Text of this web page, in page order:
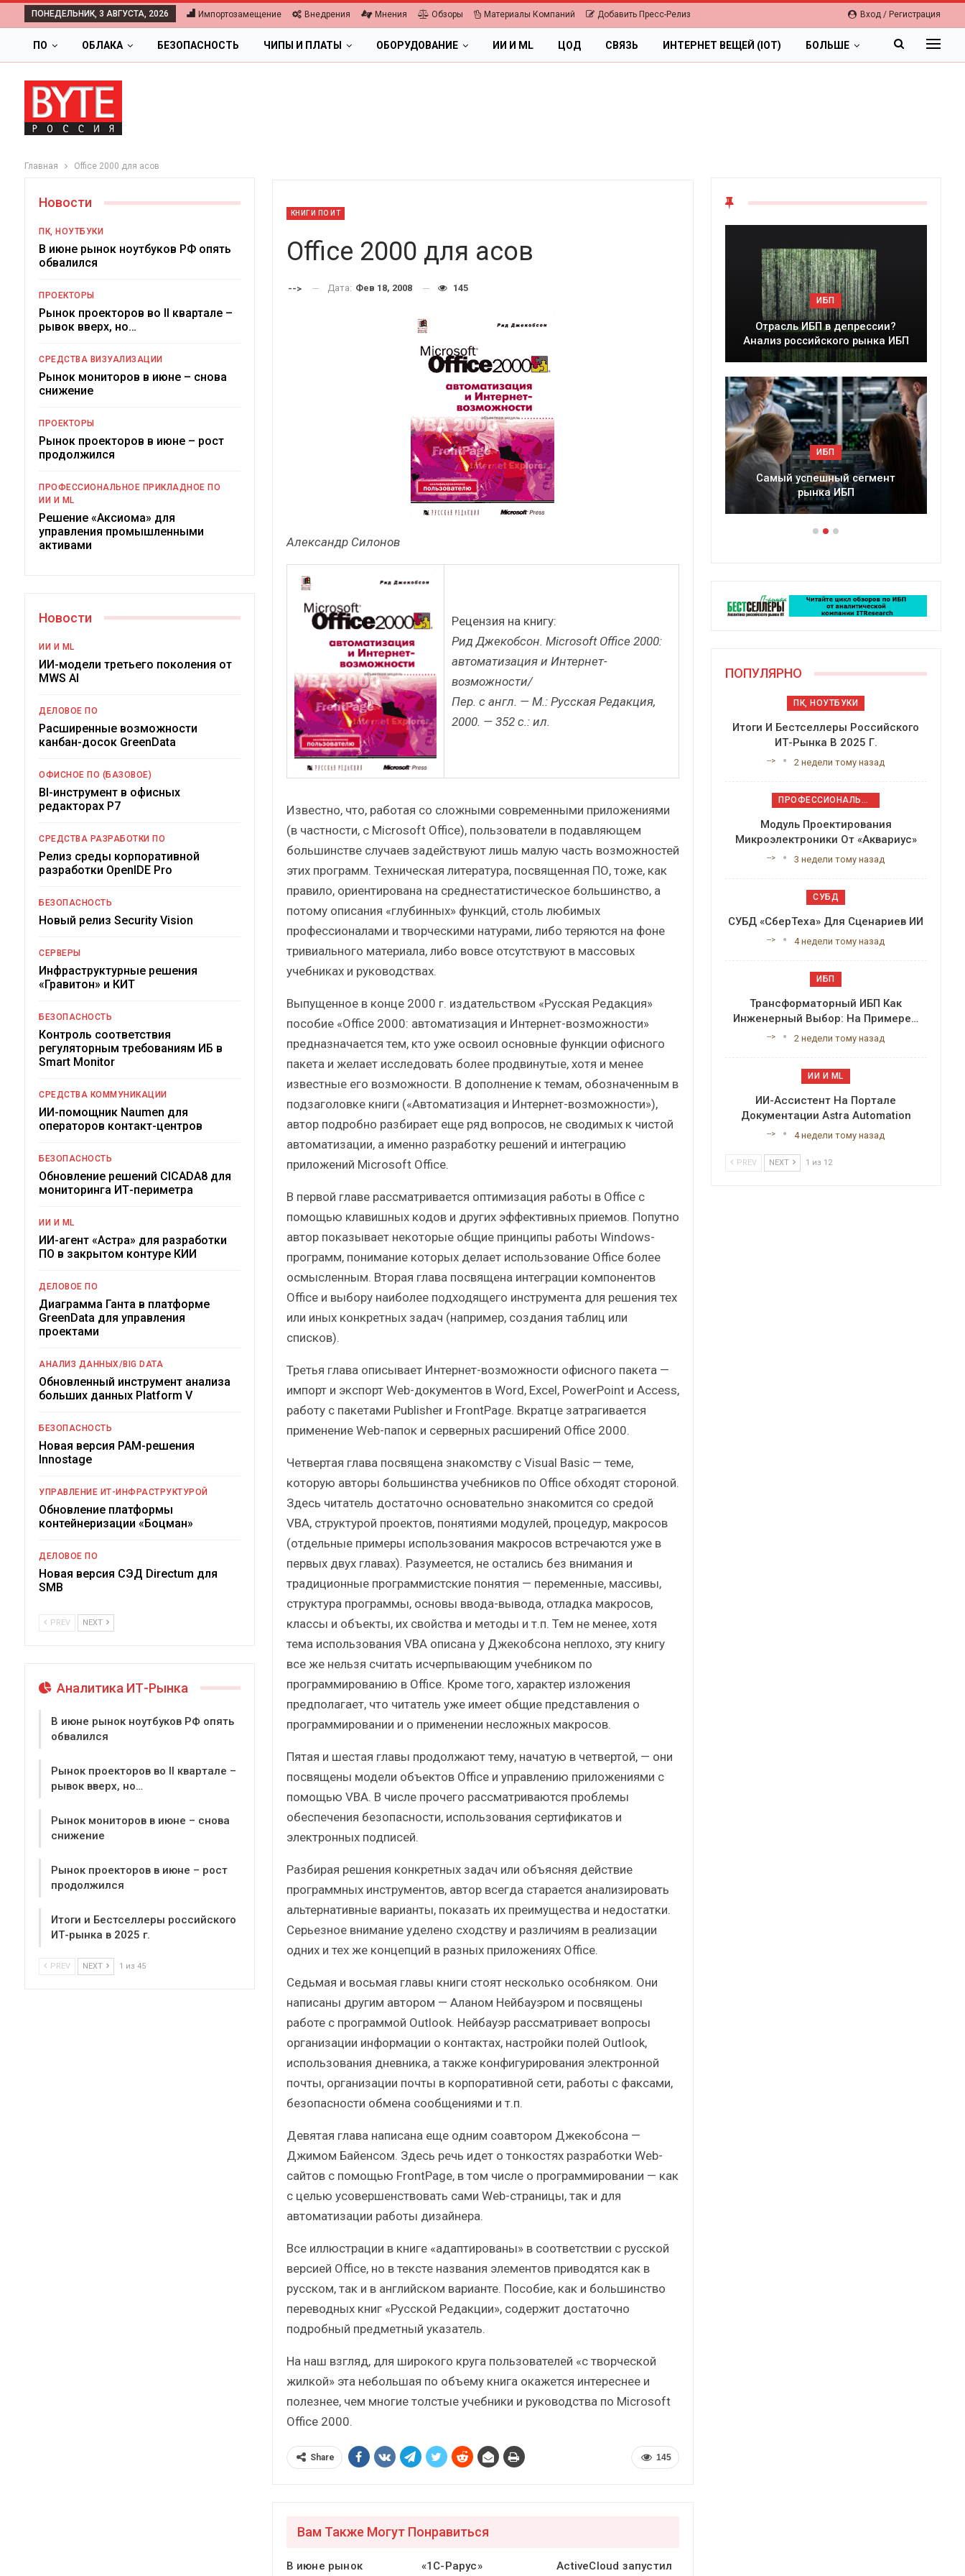
Вход / Регистрация
ПОНЕДЕЛЬНИК, 3 АВГУСТА, 2026 Импортозамещение Внедрения Мнения Обзоры Материалы Компаний Добавить Пресс-Релиз
ПО ОБЛАКА БЕЗОПАСНОСТЬ ЧИПЫ И ПЛАТЫ ОБОРУДОВАНИЕ ИИ И ML ЦОД СВЯЗЬ ИНТЕРНЕТ ВЕЩЕЙ (IOT) БОЛЬШЕ
Главная Office 2000 для асов
КНИГИ ПО ИТ
Office 2000 для асов
--> Дата: Фев 18, 2008 145
Александр Силонов
Рецензия на книгу:
Рид Джекобсон. Microsoft Office 2000:
автоматизация и Интернет-
возможности/
Пер. с англ. — М.: Русская Редакция,
2000. — 352 с.: ил.
Известно, что, работая со сложными современными приложениями
(в частности, с Microsoft Office), пользователи в подавляющем
большинстве случаев задействуют лишь малую часть возможностей
этих программ. Техническая литература, посвященная ПО, тоже, как
правило, ориентирована на среднестатистическое большинство, а
потому описания «глубинных» функций, столь любимых
профессионалами и творческими натурами, либо теряются на фоне
тривиального материала, либо вовсе отсутствуют в массовых
учебниках и руководствах.
Выпущенное в конце 2000 г. издательством «Русская Редакция»
пособие «Office 2000: автоматизация и Интернет-возможности»
предназначается тем, кто уже освоил основные функции офисного
пакета и желает исследовать более продвинутые, хотя и менее
известные его возможности. В дополнение к темам, обозначенным в
подзаголовке книги («Автоматизация и Интернет-возможности»),
автор подробно разбирает еще ряд вопросов, не сводимых к чистой
автоматизации, а именно разработку решений и интеграцию
приложений Microsoft Office.
В первой главе рассматривается оптимизация работы в Office с
помощью клавишных кодов и других эффективных приемов. Попутно
автор показывает некоторые общие принципы работы Windows-
программ, понимание которых делает использование Office более
осмысленным. Вторая глава посвящена интеграции компонентов
Office и выбору наиболее подходящего инструмента для решения тех
или иных конкретных задач (например, создания таблиц или
списков).
Третья глава описывает Интернет-возможности офисного пакета —
импорт и экспорт Web-документов в Word, Excel, PowerPoint и Access,
работу с пакетами Publisher и FrontPage. Вкратце затрагивается
применение Web-папок и серверных расширений Office 2000.
Четвертая глава посвящена знакомству с Visual Basic — теме,
которую авторы большинства учебников по Office обходят стороной.
Здесь читатель достаточно основательно знакомится со средой
VBA, структурой проектов, понятиями модулей, процедур, макросов
(отдельные примеры использования макросов встречаются уже в
первых двух главах). Разумеется, не остались без внимания и
традиционные программистские понятия — переменные, массивы,
структура программы, основы ввода-вывода, отладка макросов,
классы и объекты, их свойства и методы и т.п. Тем не менее, хотя
тема использования VBA описана у Джекобсона неплохо, эту книгу
все же нельзя считать исчерпывающим учебником по
программированию в Office. Кроме того, характер изложения
предполагает, что читатель уже имеет общие представления о
программировании и о применении несложных макросов.
Пятая и шестая главы продолжают тему, начатую в четвертой, — они
посвящены модели объектов Office и управлению приложениями с
помощью VBA. В числе прочего рассматриваются проблемы
обеспечения безопасности, использования сертификатов и
электронных подписей.
Разбирая решения конкретных задач или объясняя действие
программных инструментов, автор всегда старается анализировать
альтернативные варианты, показать их преимущества и недостатки.
Серьезное внимание уделено сходству и различиям в реализации
одних и тех же концепций в разных приложениях Office.
Седьмая и восьмая главы книги стоят несколько особняком. Они
написаны другим автором — Аланом Нейбауэром и посвящены
работе с программой Outlook. Нейбауэр рассматривает вопросы
организации информации о контактах, настройки полей Outlook,
использования дневника, а также конфигурирования электронной
почты, организации почты в корпоративной сети, работы с факсами,
безопасности обмена сообщениями и т.п.
Девятая глава написана еще одним соавтором Джекобсона —
Джимом Байенсом. Здесь речь идет о тонкостях разработки Web-
сайтов с помощью FrontPage, в том числе о программировании — как
с целью усовершенствовать сами Web-страницы, так и для
автоматизации работы дизайнера.
Все иллюстрации в книге «адаптированы» в соответствии с русской
версией Office, но в тексте названия элементов приводятся как в
русском, так и в английском варианте. Пособие, как и большинство
переводных книг «Русской Редакции», содержит достаточно
подробный предметный указатель.
На наш взгляд, для широкого круга пользователей «с творческой
жилкой» эта небольшая по объему книга окажется интереснее и
полезнее, чем многие толстые учебники и руководства по Microsoft
Office 2000.
145
Share
Вам Также Могут Понравиться
В июне рынок
«1С-Рарус»
ActiveCloud запустил
Новости
ПК, НОУТБУКИ
В июне рынок ноутбуков РФ опять
обвалился
ПРОЕКТОРЫ
Рынок проекторов во II квартале –
рывок вверх, но…
СРЕДСТВА ВИЗУАЛИЗАЦИИ
Рынок мониторов в июне – снова
снижение
ПРОЕКТОРЫ
Рынок проекторов в июне – рост
продолжился
ПРОФЕССИОНАЛЬНОЕ ПРИКЛАДНОЕ ПО
ИИ И ML
Решение «Аксиома» для
управления промышленными
активами
Новости
ИИ И ML
ИИ-модели третьего поколения от
MWS AI
ДЕЛОВОЕ ПО
Расширенные возможности
канбан-досок GreenData
ОФИСНОЕ ПО (БАЗОВОЕ)
BI-инструмент в офисных
редакторах Р7
СРЕДСТВА РАЗРАБОТКИ ПО
Релиз среды корпоративной
разработки OpenIDE Pro
БЕЗОПАСНОСТЬ
Новый релиз Security Vision
СЕРВЕРЫ
Инфраструктурные решения
«Гравитон» и КИТ
БЕЗОПАСНОСТЬ
Контроль соответствия
регуляторным требованиям ИБ в
Smart Monitor
СРЕДСТВА КОММУНИКАЦИИ
ИИ-помощник Naumen для
операторов контакт-центров
БЕЗОПАСНОСТЬ
Обновление решений CICADA8 для
мониторинга ИТ-периметра
ИИ И ML
ИИ-агент «Астра» для разработки
ПО в закрытом контуре КИИ
ДЕЛОВОЕ ПО
Диаграмма Ганта в платформе
GreenData для управления
проектами
АНАЛИЗ ДАННЫХ/BIG DATA
Обновленный инструмент анализа
больших данных Platform V
БЕЗОПАСНОСТЬ
Новая версия PAM-решения
Innostage
УПРАВЛЕНИЕ ИТ-ИНФРАСТРУКТУРОЙ
Обновление платформы
контейнеризации «Боцман»
ДЕЛОВОЕ ПО
Новая версия СЭД Directum для
SMB
PREV NEXT
Аналитика ИТ-Рынка
В июне рынок ноутбуков РФ опять
обвалился
Рынок проекторов во II квартале –
рывок вверх, но…
Рынок мониторов в июне – снова
снижение
Рынок проекторов в июне – рост
продолжился
Итоги и Бестселлеры российского
ИТ-рынка в 2025 г.
PREV NEXT 1 из 45
Цифровая экономика 2026.
Краткий статистический
российский рынок ИБП?
Итоги и Бестселлеры
Отрасль ИБП в депрессии?
Часть II.
Самый успешный сегмент
ОБЛАКА
Цифровая экономика 2026.
Краткий статистический
сборник от…
ИБП
Подкосят ли глобальные угрозы
российский рынок ИБП?
ПОПУЛЯРНО
ПК, НОУТБУКИ
Итоги И Бестселлеры Российского
ИТ-Рынка В 2025 Г.
--> 2 недели тому назад
ПРОФЕССИОНАЛЬНОЕ ПРИКЛАДНОЕ ПО
Модуль Проектирования
Микроэлектроники От «Аквариус»
--> 3 недели тому назад
СУБД
СУБД «СберТеха» Для Сценариев ИИ
--> 4 недели тому назад
ИБП
Трансформаторный ИБП Как
Инженерный Выбор: На Примере…
--> 2 недели тому назад
ИИ И ML
ИИ-Ассистент На Портале
Документации Astra Automation
--> 4 недели тому назад
PREV NEXT 1 из 12